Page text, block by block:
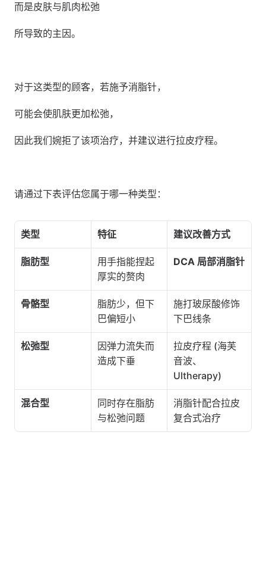
而是皮肤与肌肉松弛
所导致的主因。
对于这类型的顾客，若施予消脂针，
可能会使肌肤更加松弛，
因此我们婉拒了该项治疗，并建议进行拉皮疗程。
请通过下表评估您属于哪一种类型：
类型 特征 建议改善方式
脂肪型
用手指能捏起
厚实的赘肉
DCA 局部消脂针
骨骼型
脂肪少，但下
巴偏短小
施打玻尿酸修饰
下巴线条
松弛型
因弹力流失而
造成下垂
拉皮疗程 (海芙
音波、
Ultherapy)
混合型
同时存在脂肪
与松弛问题
消脂针配合拉皮
复合式治疗